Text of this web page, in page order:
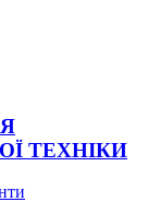
ТЕХНІКИ